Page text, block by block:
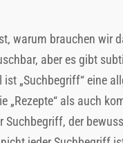
warum brauchen wir
aber es gibt
„Suchbegriff“ eine
als auch
Suchbegriff, der